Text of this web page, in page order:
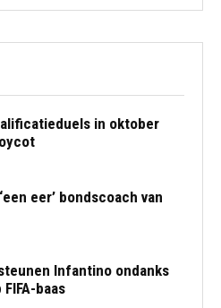
in oktober
eer’ bondscoach van
Infantino ondanks
baas